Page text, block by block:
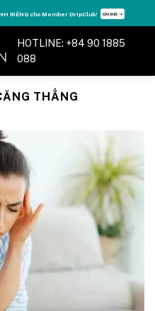
RIÊNG cho Member DripClub! Chi tiết ➝
HOTLINE: +84 90 1885
088
THẲNG